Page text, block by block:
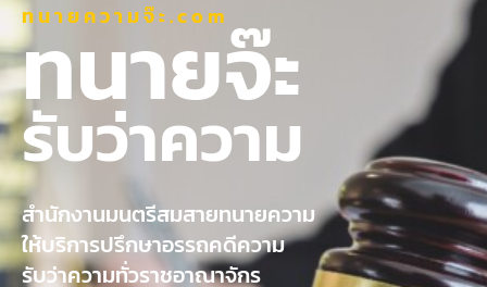
ทนายความจ๊ะ.com
ทนายจ๊ะ
รับว่าความ
สำนักงานมนตรีสมสายทนายความ
ให้บริการปรึกษาอรรถคดีความ
รับว่าความทั่วราชอาณาจักร